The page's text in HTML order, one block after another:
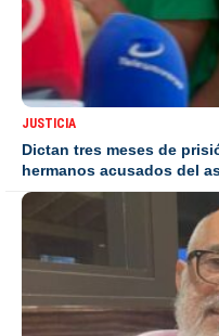
JUSTICIA
Dictan tres meses de
hermanos acusados del